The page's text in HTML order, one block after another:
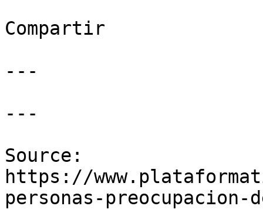
Compartir
---
---
Source:
https://